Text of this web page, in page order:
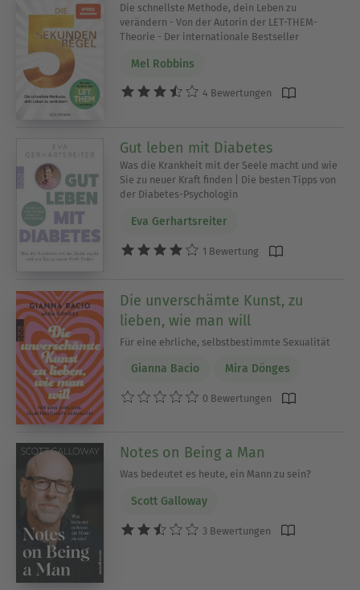
Die schnellste Methode, dein Leben zu
verändern - Von der Autorin der LET-THEM-
Theorie - Der internationale Bestseller
Mel Robbins
4 Bewertungen
Gut leben mit Diabetes
Was die Krankheit mit der Seele macht und wie
Sie zu neuer Kraft finden | Die besten Tipps von
der Diabetes-Psychologin
Eva Gerhartsreiter
1 Bewertung
Die unverschämte Kunst, zu
lieben, wie man will
Für eine ehrliche, selbstbestimmte Sexualität
Gianna Bacio Mira Dönges
0 Bewertungen
Notes on Being a Man
Was bedeutet es heute, ein Mann zu sein?
Scott Galloway
3 Bewertungen